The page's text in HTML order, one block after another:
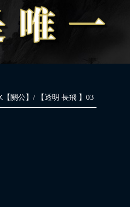
關公】 【透明 長飛 】03